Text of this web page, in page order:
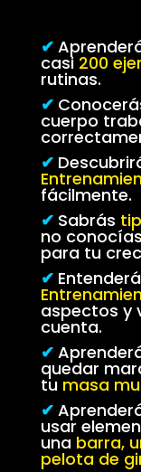
✔
casi 200
rutinas.
✔
cuerpo
✔
fácilmente.
✔ Sabrás
no
para tu
✔
aspectos y
cuenta.
✔
quedar
tu masa
✔
usar
una barra,
pelota de